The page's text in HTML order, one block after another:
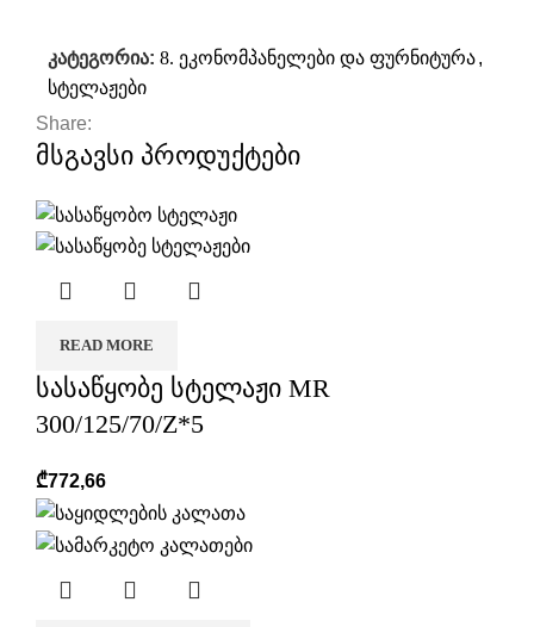
კატეგორია: 8. ეკონომპანელები და ფურნიტურა,
სტელაჟები
Share:
მსგავსი პროდუქტები
READ MORE
სასაწყობე სტელაჟი MR
300/125/70/Z*5
₾772,66